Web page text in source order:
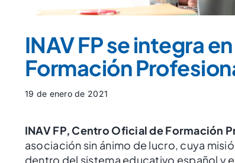
INAV FP se integra
Formación
19 de enero de 2021
INAV FP, Centro Oficial de Formación
asociación sin ánimo de lucro, cuya
dentro del sistema educativo español y